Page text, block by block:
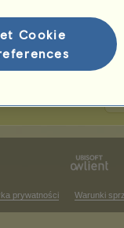
konkursie skoków
do wyświetlenia w tym
prywatności Warunki
Cookie